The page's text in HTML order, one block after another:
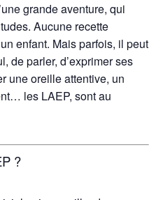
grande aventure, qui
Aucune recette
enfant. Mais parfois, il peut
de parler, d’exprimer ses
une oreille attentive, un
les LAEP, sont au
?